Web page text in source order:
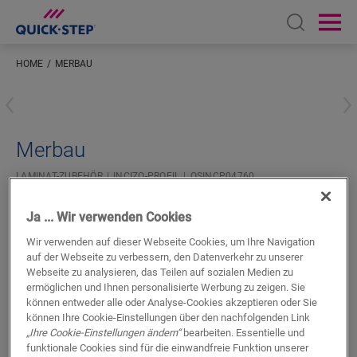
Open
HOME MERBAU
Merbau
LAMINAT-ZUBEHÖR INCIZO-PROFIL QSINCP04760
SUCHE
Produkteigenschaften
Ja ... Wir verwenden Cookies
Wir verwenden auf dieser Webseite Cookies, um Ihre Navigation
auf der Webseite zu verbessern, den Datenverkehr zu unserer
Webseite zu analysieren, das Teilen auf sozialen Medien zu
ermöglichen und Ihnen personalisierte Werbung zu zeigen. Sie
können entweder alle oder Analyse-Cookies akzeptieren oder Sie
können Ihre Cookie-Einstellungen über den nachfolgenden Link
„Ihre Cookie-Einstellungen ändern“bearbeiten. Essentielle und
funktionale Cookies sind für die einwandfreie Funktion unserer